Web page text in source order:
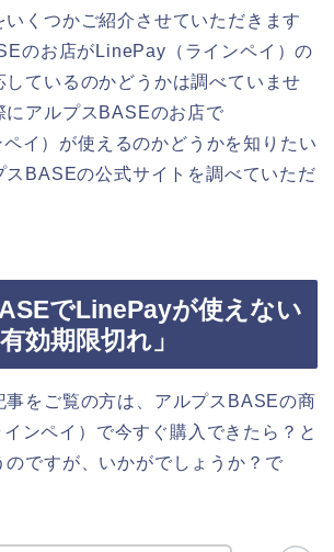
いくつかご紹介させていただきます
のお店がLinePay（ラインペイ）の
しているのかどうかは調べていませ
にアルプスBASEのお店で
イ）が使えるのかどうかを知りたい
スBASEの公式サイトを調べていただ
でLinePayが使えない
効期限切れ」
事をご覧の方は、アルプスBASEの商
ンペイ）で今すぐ購入できたら？と
のですが、いかがでしょうか？で